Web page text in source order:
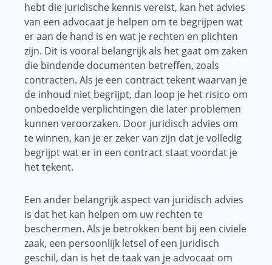
hebt die juridische kennis vereist, kan het advies
van een advocaat je helpen om te begrijpen wat
er aan de hand is en wat je rechten en plichten
zijn. Dit is vooral belangrijk als het gaat om zaken
die bindende documenten betreffen, zoals
contracten. Als je een contract tekent waarvan je
de inhoud niet begrijpt, dan loop je het risico om
onbedoelde verplichtingen die later problemen
kunnen veroorzaken. Door juridisch advies om
te winnen, kan je er zeker van zijn dat je volledig
begrijpt wat er in een contract staat voordat je
het tekent.
Een ander belangrijk aspect van juridisch advies
is dat het kan helpen om uw rechten te
beschermen. Als je betrokken bent bij een civiele
zaak, een persoonlijk letsel of een juridisch
geschil, dan is het de taak van je advocaat om